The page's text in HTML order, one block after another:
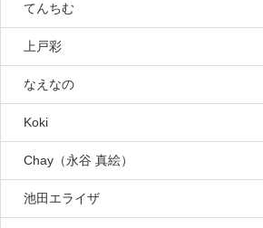
てんちむ
上戸彩
なえなの
Koki
Chay（永谷 真絵）
池田エライザ